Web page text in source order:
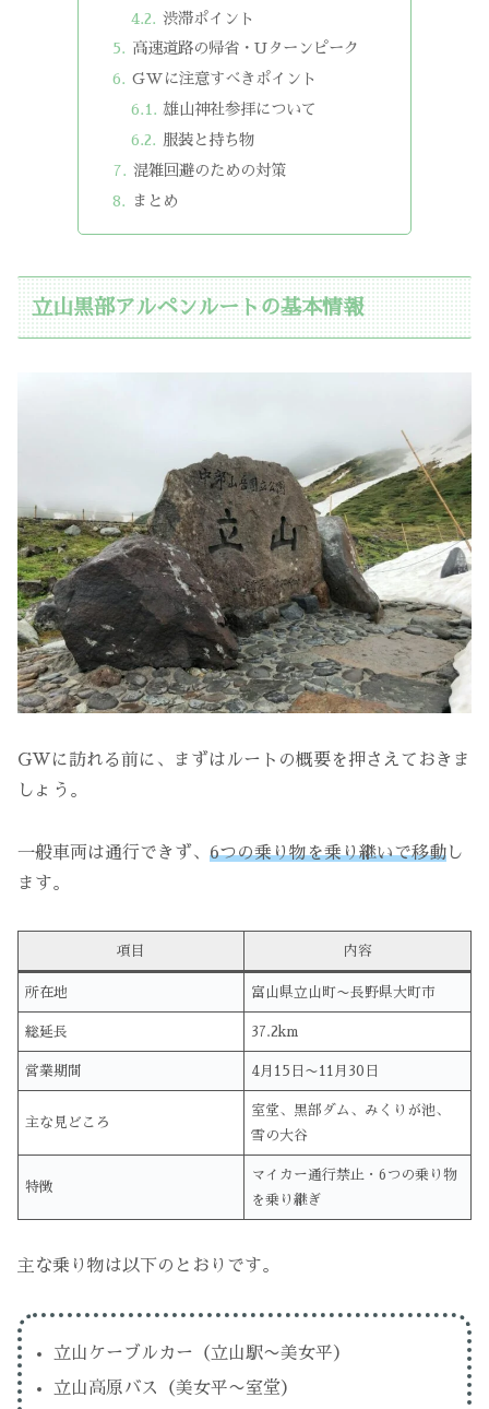
渋滞ポイント
高速道路の帰省・Uターンピーク
GWに注意すべきポイント
雄山神社参拝について
服装と持ち物
混雑回避のための対策
まとめ
立山黒部アルペンルートの基本情報
GWに訪れる前に、まずはルートの概要を押さえておきま
しょう。
一般車両は通行できず、 6つの乗り物を乗り継いで移動 し
ます。
項目 内容
所在地 富山県立山町〜長野県大町市
総延長 37.2km
営業期間 4月15日〜11月30日
主な見どころ
室堂、黒部ダム、みくりが池、
雪の大谷
特徴
マイカー通行禁止・6つの乗り物
を乗り継ぎ
主な乗り物は以下のとおりです。
立山ケーブルカー（立山駅〜美女平）
立山高原バス（美女平〜室堂）